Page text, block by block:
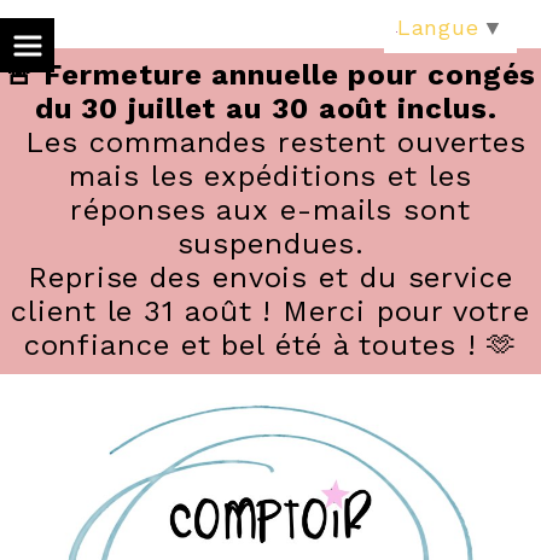
🚨 Fermeture annuelle pour congés
du 30 juillet au 30 août inclus.
Les commandes restent ouvertes
mais les expéditions et les
réponses aux e-mails sont
suspendues.
Reprise des envois et du service
client le 31 août ! Merci pour votre
confiance et bel été à toutes ! 🫶
Langue ▼